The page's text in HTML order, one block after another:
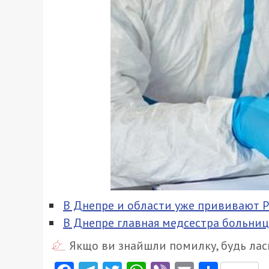
В Днепре и области уже прививают
В Днепре главная медсестра
Якщо ви знайшли помилку, будь